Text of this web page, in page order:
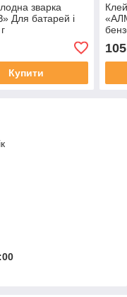
зварка
Для батарей і
Купити
105